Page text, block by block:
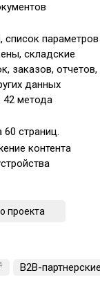
список параметров
складские
заказов, отчетов,
данных
42 метода
страниц.
контента
проекта
B2B-